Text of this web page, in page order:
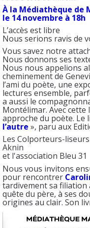
À la Médiathèque de
le 14 novembre à 18h
L’accès est libre
Nous serions ravis de
Vous savez notre
Nous donnons ses
Nous nous appelions
cheminement de
l’ami du poète, une
lectures ensemble,
a aussi le
Montélimar. Avec
approche du poète. Le
l’autre », paru aux
Les Colporteurs-
Aknin
et l'association Bleu 31
Nous vous invitons
pour rencontrer
tardivement sa filiation
quête du père, à ses
origines au clair. Son